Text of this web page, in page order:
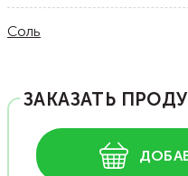
Соль
ЗАКАЗАТЬ